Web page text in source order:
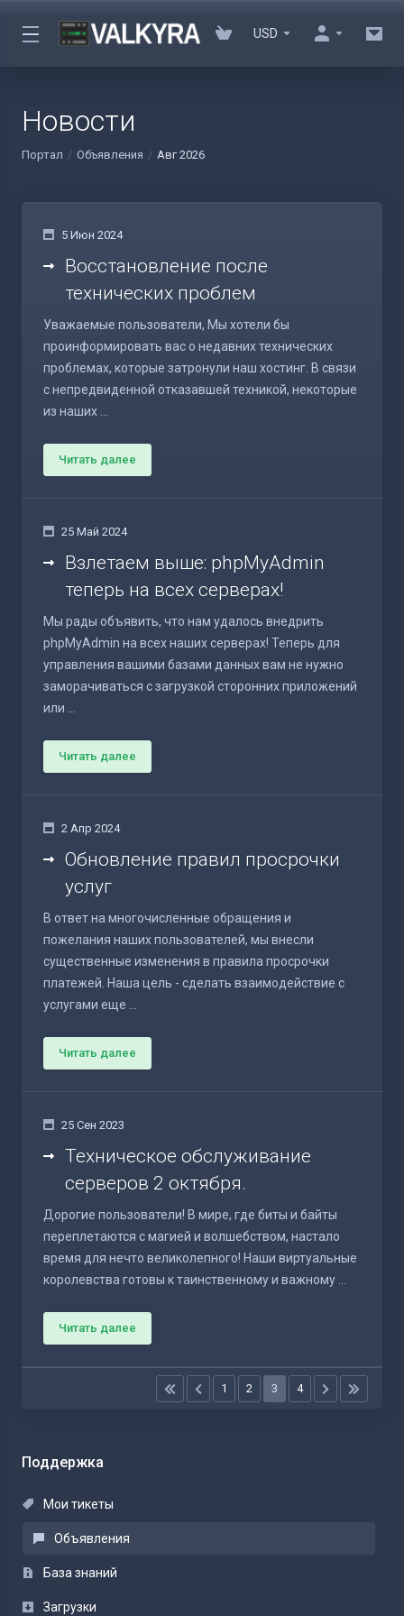
USD
Новости
Портал Объявления Авг 2026
Поддержка
Мои тикеты
Объявления
База знаний
Загрузки
5 Июн 2024
Восстановление после
технических проблем
Уважаемые пользователи, Мы хотели бы
проинформировать вас о недавних технических
проблемах, которые затронули наш хостинг. В связи
с непредвиденной отказавшей техникой, некоторые
из наших ...
Читать далее
25 Май 2024
Взлетаем выше: phpMyAdmin
теперь на всех серверах!
Мы рады объявить, что нам удалось внедрить
phpMyAdmin на всех наших серверах! Теперь для
управления вашими базами данных вам не нужно
заморачиваться с загрузкой сторонних приложений
или ...
Читать далее
2 Апр 2024
Обновление правил просрочки
услуг
В ответ на многочисленные обращения и
пожелания наших пользователей, мы внесли
существенные изменения в правила просрочки
платежей. Наша цель - сделать взаимодействие с
услугами еще ...
Читать далее
25 Сен 2023
Техническое обслуживание
серверов 2 октября.
Дорогие пользователи! В мире, где биты и байты
переплетаются с магией и волшебством, настало
время для нечто великолепного! Наши виртуальные
королевства готовы к таинственному и важному ...
Читать далее
1 2 3 4